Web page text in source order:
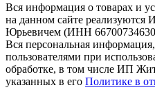
Вся информация о товарах и
на данном сайте
Юрьевичем (ИНН
Вся персональная
пользователями при
обработке, в том числе ИП
указанных в его Политике в